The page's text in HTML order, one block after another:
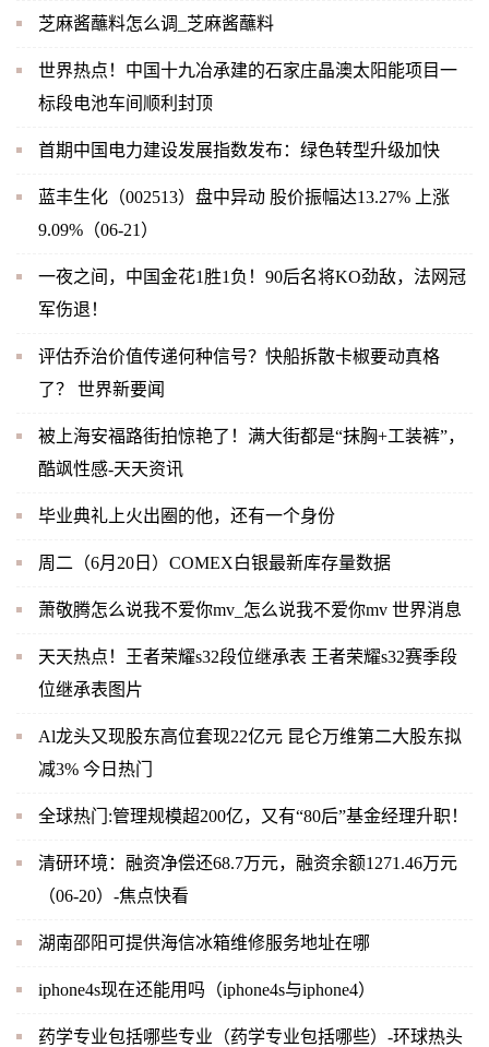
芝麻酱蘸料怎么调_芝麻酱蘸料
世界热点！中国十九冶承建的石家庄晶澳太阳能项目一
标段电池车间顺利封顶
首期中国电力建设发展指数发布：绿色转型升级加快
蓝丰生化（002513）盘中异动 股价振幅达13.27% 上涨
9.09%（06-21）
一夜之间，中国金花1胜1负！90后名将KO劲敌，法网冠
军伤退！
评估乔治价值传递何种信号？快船拆散卡椒要动真格
了？ 世界新要闻
被上海安福路街拍惊艳了！满大街都是“抹胸+工装裤”，
酷飒性感-天天资讯
毕业典礼上火出圈的他，还有一个身份
周二（6月20日）COMEX白银最新库存量数据
萧敬腾怎么说我不爱你mv_怎么说我不爱你mv 世界消息
天天热点！王者荣耀s32段位继承表 王者荣耀s32赛季段
位继承表图片
Al龙头又现股东高位套现22亿元 昆仑万维第二大股东拟
减3% 今日热门
全球热门:管理规模超200亿，又有“80后”基金经理升职！
清研环境：融资净偿还68.7万元，融资余额1271.46万元
（06-20）-焦点快看
湖南邵阳可提供海信冰箱维修服务地址在哪
iphone4s现在还能用吗（iphone4s与iphone4）
药学专业包括哪些专业（药学专业包括哪些）-环球热头